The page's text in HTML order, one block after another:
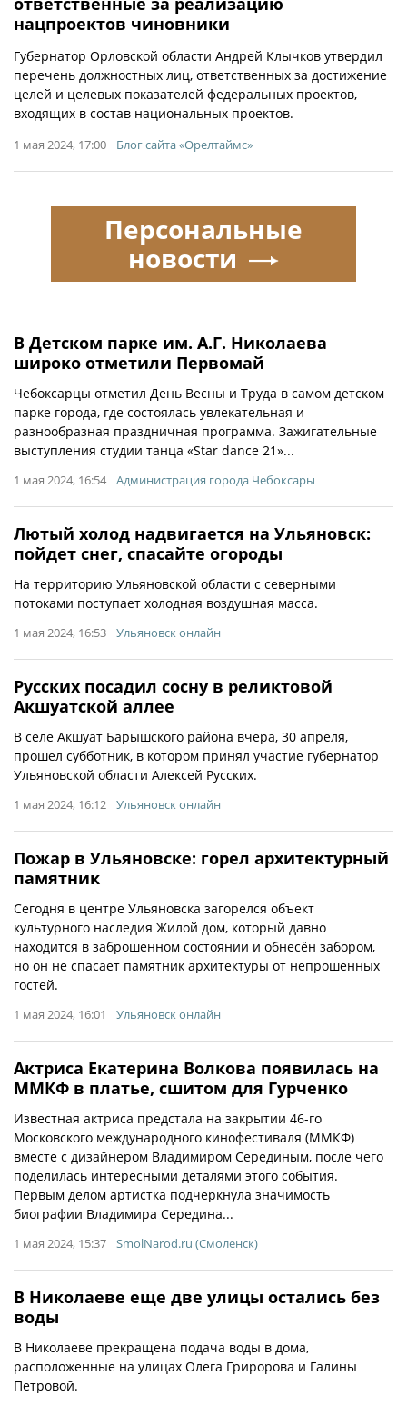
нацпроектов чиновники
Губернатор Орловской области Андрей Клычков утвердил
перечень должностных лиц, ответственных за достижение
целей и целевых показателей федеральных проектов,
входящих в состав национальных проектов.
1 мая 2024, 17:00 Блог сайта «Орелтаймс»
В Детском парке им. А.Г. Николаева
широко отметили Первомай
Чебоксарцы отметил День Весны и Труда в самом детском
парке города, где состоялась увлекательная и
разнообразная праздничная программа. Зажигательные
выступления студии танца «Star dance 21»...
1 мая 2024, 16:54 Администрация города Чебоксары
Лютый холод надвигается на Ульяновск:
пойдет снег, спасайте огороды
На территорию Ульяновской области с северными
потоками поступает холодная воздушная масса.
1 мая 2024, 16:53 Ульяновск онлайн
Русских посадил сосну в реликтовой
Акшуатской аллее
В селе Акшуат Барышского района вчера, 30 апреля,
прошел субботник, в котором принял участие губернатор
Ульяновской области Алексей Русских.
1 мая 2024, 16:12 Ульяновск онлайн
Пожар в Ульяновске: горел архитектурный
памятник
Сегодня в центре Ульяновска загорелся объект
культурного наследия Жилой дом, который давно
находится в заброшенном состоянии и обнесён забором,
но он не спасает памятник архитектуры от непрошенных
гостей.
1 мая 2024, 16:01 Ульяновск онлайн
Актриса Екатерина Волкова появилась на
ММКФ в платье, сшитом для Гурченко
Известная актриса предстала на закрытии 46-го
Московского международного кинофестиваля (ММКФ)
вместе с дизайнером Владимиром Серединым, после чего
поделилась интересными деталями этого события.
Первым делом артистка подчеркнула значимость
биографии Владимира Середина...
1 мая 2024, 15:37 SmolNarod.ru (Смоленск)
В Николаеве еще две улицы остались без
воды
В Николаеве прекращена подача воды в дома,
расположенные на улицах Олега Гриророва и Галины
Петровой.
Персональные
новости